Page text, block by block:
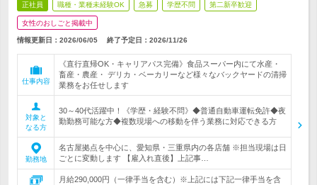
正社員 職種・業種未経験OK 急募 学歴不問 第二新卒歓迎
女性のおしごと掲載中
情報更新日：2026/06/05 終了予定日： 2026/11/26
仕事内容
《直行直帰OK・キャリアパス完備》食品スーパー内にて水産・
畜産・農産・ デリカ・ベーカリーなど様々なバックヤードの清掃
業務をお任せします
対象と
なる方
30～40代活躍中！《学歴・経験不問》◆普通自動車運転免許◆夜
勤勤務可能な方◆複数現場への移動を伴う業務に対応できる方
勤務地
名古屋拠点を中心に、愛知県・三重県内の各店舗 ※担当現場は日
ごとに変動します 【雇入れ直後】上記事…
月給290,000円（一律手当を含む）※上記には下記一律手当を含